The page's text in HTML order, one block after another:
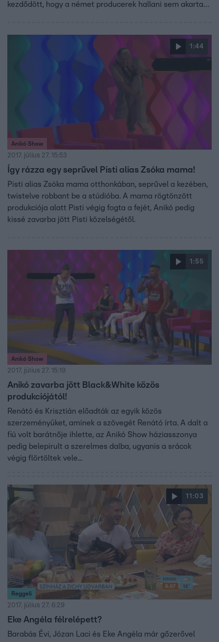
kezdődött, hogy a német producerek hallani sem akartak
azt is láttuk hogyan lépnek együtt színpadra kisebbik
fiúkkal úgy, hogy Lilla új párja szinte soha nem engedi el
szerelme kezét. A teljes adást itt nézheti meg!
1:44
Anikó Show
2017. július 27. 15:53
Így rázza egy seprűvel Pisti alias Zsóka mama!
Pisti alias Zsóka mama otthonkában, seprűvel a kezében,
twistelve robbant be a stúdióba. A mama rögtönzött
produkciója alatt Pisti végig fogta a fejét, Anikó pedig
kissé zavarba jött Pisti közelségétől.
1:55
Anikó Show
2017. július 27. 15:19
Anikó zavarba jött Black&White közös
produkciójától!
Renátó és Krisztián előadták az egyik közös
szerzeményüket, aminek a szövegét Renátó írta. A dalt a
fiú volt barátnője ihlette, az Anikó Show háziasszonya
pedig belepirult a szerelmes dalba, ugyanis a srácok
végig flörtöltek vele...
11:03
Reggeli
2017. július 27. 6:29
Eke Angéla félrelépett?
Barabás Évi, Józan Laci és Eke Angéla már gőzerővel